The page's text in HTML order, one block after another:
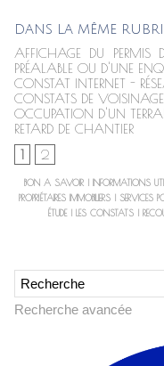
DANS LA MÊME
AFFICHAGE DU PERMIS
PRÉALABLE OU D'UNE
CONSTAT INTERNET -
CONSTATS DE VOISINAGE
OCCUPATION D'UN
RETARD DE CHANTIER
1
2
BON A SAVOIR | INFORMATIONS
PROPRIÉTAIRES IMMOBILIERS | SERVICES
ÉTUDE | LES CONSTATS |
Recherche avancée